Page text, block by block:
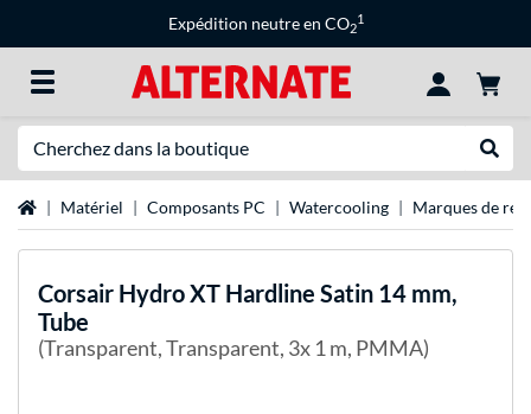
Expédition neutre en CO2
1
Page d'accueil
Matériel Composants PC Watercooling Marques de
Corsair Hydro XT Hardline Satin 14 mm,
Tube
(Transparent, Transparent, 3x 1 m, PMMA)